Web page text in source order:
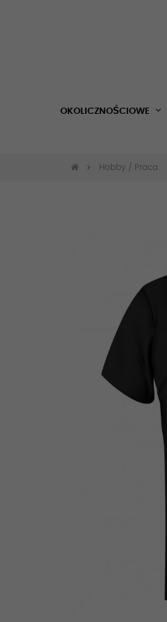
OKOLICZNOŚCIOWE
Hobby / Praca